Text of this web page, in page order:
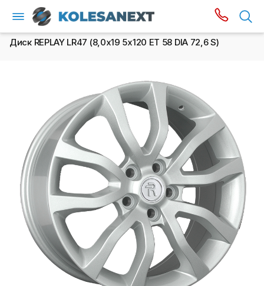
Диск REPLAY LR47 (8,0х19 5x120 ET 58 DIA 72,6 S)